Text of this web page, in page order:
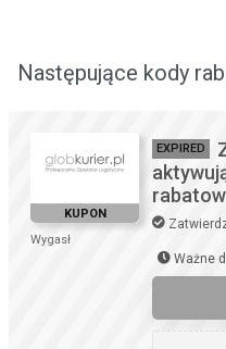
Następujące kody
KUPON
Wygasł
EXPIRED
Ważne